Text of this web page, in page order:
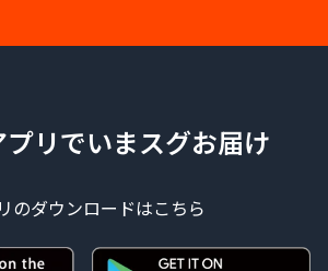
プリでいまスグお届け
のダウンロードはこちら